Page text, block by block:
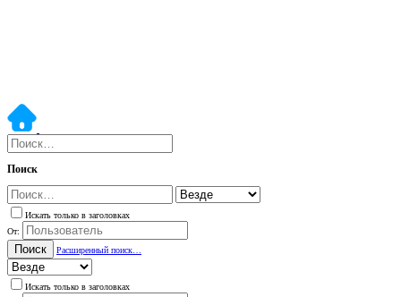
Поиск
Искать только в заголовках
От:
Поиск Расширенный поиск…
Искать только в заголовках